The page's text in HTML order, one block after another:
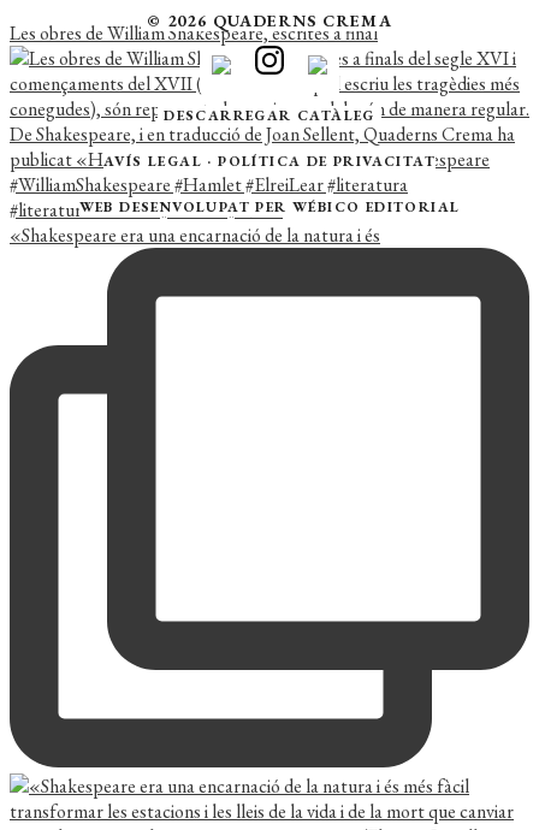
Les obres de William Shakespeare, escrites a final
«Shakespeare era una encarnació de la natura i és
© 2026 QUADERNS CREMA
DESCARREGAR CATÀLEG
AVÍS LEGAL ·POLÍTICA DE PRIVACITAT
WEB DESENVOLUPAT PER WÉBICO EDITORIAL